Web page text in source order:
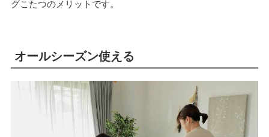
グこたつのメリットです。
オールシーズン使える